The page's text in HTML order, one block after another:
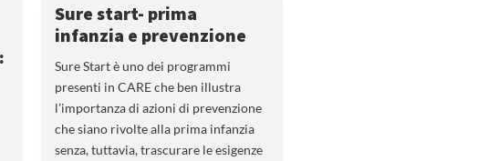
Sure start- prima
infanzia e prevenzione
Sure Start è uno dei programmi
presenti in CARE che ben illustra
l’importanza di azioni di prevenzione
che siano rivolte alla prima infanzia
senza, tuttavia, trascurare le esigenze